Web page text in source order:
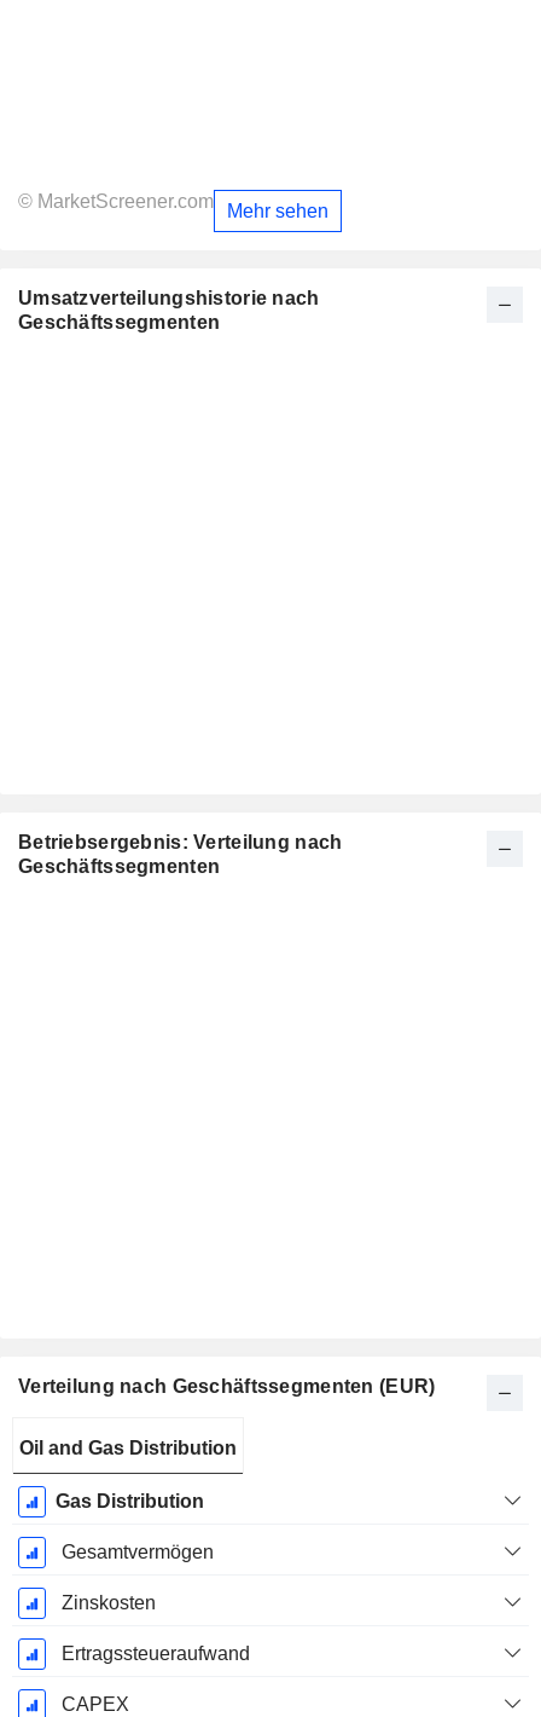
© MarketScreener.com Mehr sehen
Umsatzverteilungshistorie nach
Geschäftssegmenten
Betriebsergebnis: Verteilung nach
Geschäftssegmenten
Verteilung nach Geschäftssegmenten (EUR)
Geschäftsjahres:
Dezember
Oil and Gas Distribution
Gas Distribution
Gesamtvermögen
Zinskosten
Ertragssteueraufwand
CAPEX